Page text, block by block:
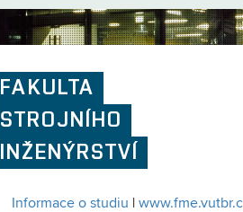
FAKULTA
STROJNÍHO
INŽENÝRSTVÍ
Informace o studiu